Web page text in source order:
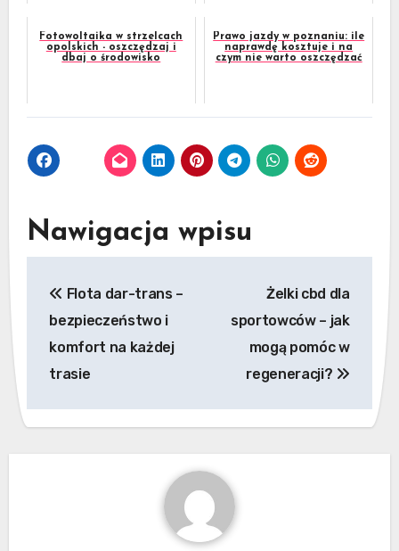
Fotowoltaika w strzelcach
opolskich - oszczędzaj i
dbaj o środowisko
Prawo jazdy w poznaniu: ile
naprawdę kosztuje i na
czym nie warto oszczędzać
Nawigacja wpisu
Flota dar-trans –
bezpieczeństwo i
komfort na każdej
trasie
Żelki cbd dla
sportowców – jak
mogą pomóc w
regeneracji?